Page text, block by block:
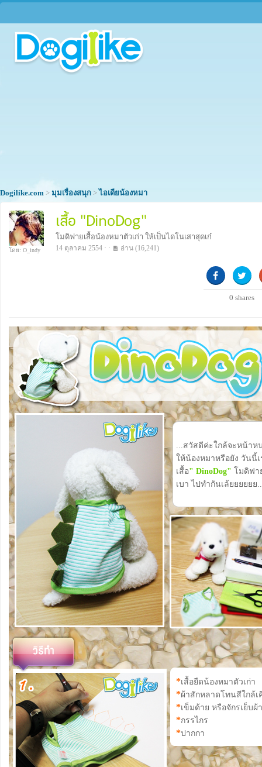
Dogilike.com > มุมเรื่องสนุก >ไอเดียน้องหมา
โดย: O_indy
เสื้อ "DinoDog"
โมดิฟายเสื้อน้องหมาตัวเก่า ให้เป็นไดโนเสาสุดเก๋
14 ตุลาคม 2554 · · อ่าน (16,241)
0shares
...สวัสดีค่ะใกล้จะหน้าห
ให้น้องหมาหรือยัง วันนี้
เสื้อ" DinoDog" โมดิฟา
เบา ไปทำกันเล้ยยยยยย
*เสื้อยืดน้องหมาตัวเก่า
*ผ้าสักหลาดโทนสีใกล้เ
*เข็มด้าย หรือจักรเย็บผ้า
*กรรไกร
*ปากกา